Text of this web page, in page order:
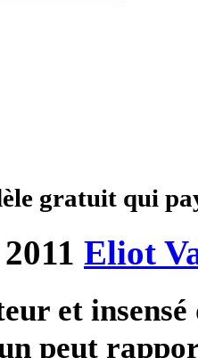
gratuit qui
Eliot
et
peut